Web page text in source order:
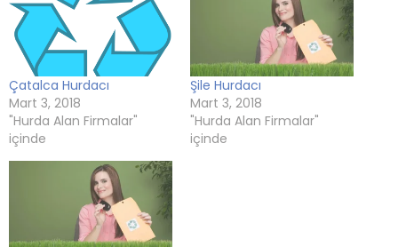
Çatalca Hurdacı
Mart 3, 2018
"Hurda Alan Firmalar"
içinde
Şile Hurdacı
Mart 3, 2018
"Hurda Alan Firmalar"
içinde